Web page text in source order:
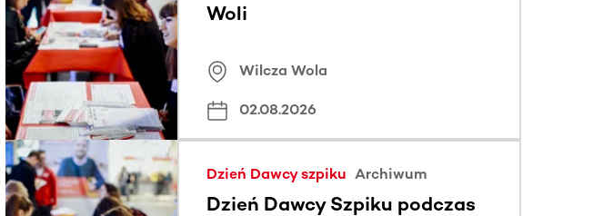
Woli
Wilcza Wola
02.08.2026
Dzień Dawcy szpiku Archiwum
Dzień Dawcy Szpiku podczas